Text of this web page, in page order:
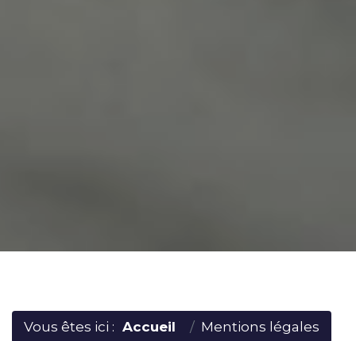
Vous êtes ici : Accueil Mentions légales